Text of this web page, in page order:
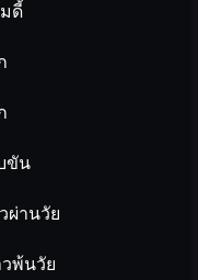
ดี้
ขัน
ผ่านวัย
พ้นวัย